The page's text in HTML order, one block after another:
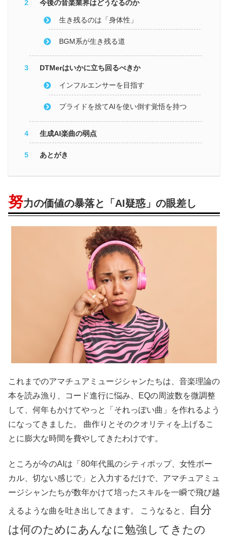
今後の音楽業界はどうなるのか
生き残るのは「身体性」
BGM系が生き残る道
DTMerはいかに立ち回るべきか
インフルエンサーを目指す
プライドを捨てAIを使い倒す覚悟を持つ
生成AI楽曲の弱点
あとがき
努力の価値の暴落と「AI疑惑」の眼差し
これまでのアマチュアミュージシャンたちは、音楽理論の
本を読み漁り、コード進行に悩み、EQの周波数を微調整
して、何年もかけてやっと「それっぽい曲」を作れるよう
になってきました。 曲作りとそのクオリティを上げるこ
とに膨大な時間を費やしてきたわけです。
ところが今のAIは「80年代風のシティポップ、女性ボー
カル、切ない感じで」と入力するだけで、アマチュアミュ
ージシャンたちが数年かけて培ったスキルを一瞬で飛び越
えるような曲を吐き出してきます。 こうなると、
自分
は何のためにあんなに勉強してきたの